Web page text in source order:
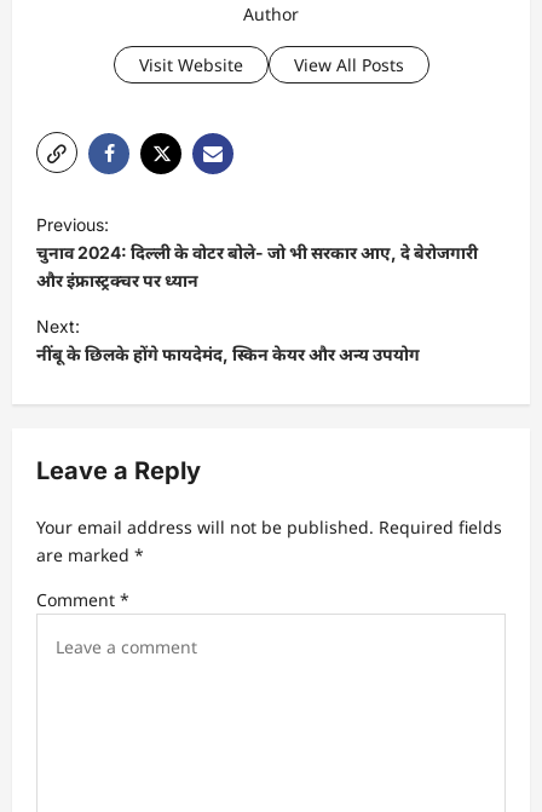
Author
Visit Website View All Posts
o
s
t
n
a
i
a
i
Previous:
चुनाव 2024: दिल्ली के वोटर बोले- जो भी सरकार आए, दे बेरोजगारी
और इंफ्रास्ट्रक्चर पर ध्यान
Next:
नींबू के छिलके होंगे फायदेमंद, स्किन केयर और अन्य उपयोग
Leave a Reply
Your email address will not be published. Required fields
are marked *
Comment *